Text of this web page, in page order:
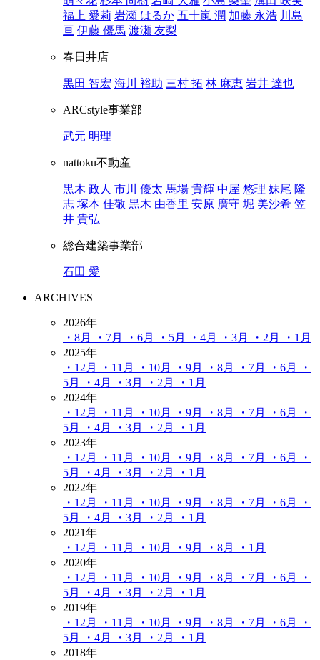
福上 愛莉 岩瀬 はるか 五十嵐 潤 加藤 永浩 川島
亘 伊藤 優馬 渡瀬 友梨
春日井店
黒田 智宏 海川 裕助 三村 拓 林 麻恵 岩井 達也
ARCstyle事業部
武元 明理
nattoku不動産
黒木 政人 市川 優太 馬場 貴輝 中屋 悠理 妹尾 隆
志 塚本 佳敬 黒木 由香里 安原 廣守 堀 美沙希 笠
井 貴弘
総合建築事業部
石田 愛
ARCHIVES
2026年
・8月
・7月 ・6月 ・5月 ・4月 ・3月 ・2月
・1月
2025年
・12月
・11月 ・10月 ・9月 ・8月 ・7月 ・6月
・
5月
・4月 ・3月 ・2月
・1月
2024年
・12月
・11月 ・10月 ・9月 ・8月 ・7月 ・6月
・
5月
・4月 ・3月 ・2月
・1月
2023年
・12月
・11月 ・10月 ・9月 ・8月 ・7月 ・6月
・
5月
・4月 ・3月 ・2月
・1月
2022年
・12月
・11月 ・10月 ・9月 ・8月 ・7月 ・6月
・
5月
・4月 ・3月 ・2月
・1月
2021年
・12月
・11月 ・10月 ・9月 ・8月
・1月
2020年
・12月
・11月 ・10月 ・9月 ・8月 ・7月 ・6月
・
5月
・4月 ・3月 ・2月
・1月
2019年
・12月
・11月 ・10月 ・9月 ・8月 ・7月 ・6月
・
5月
・4月 ・3月 ・2月
・1月
2018年